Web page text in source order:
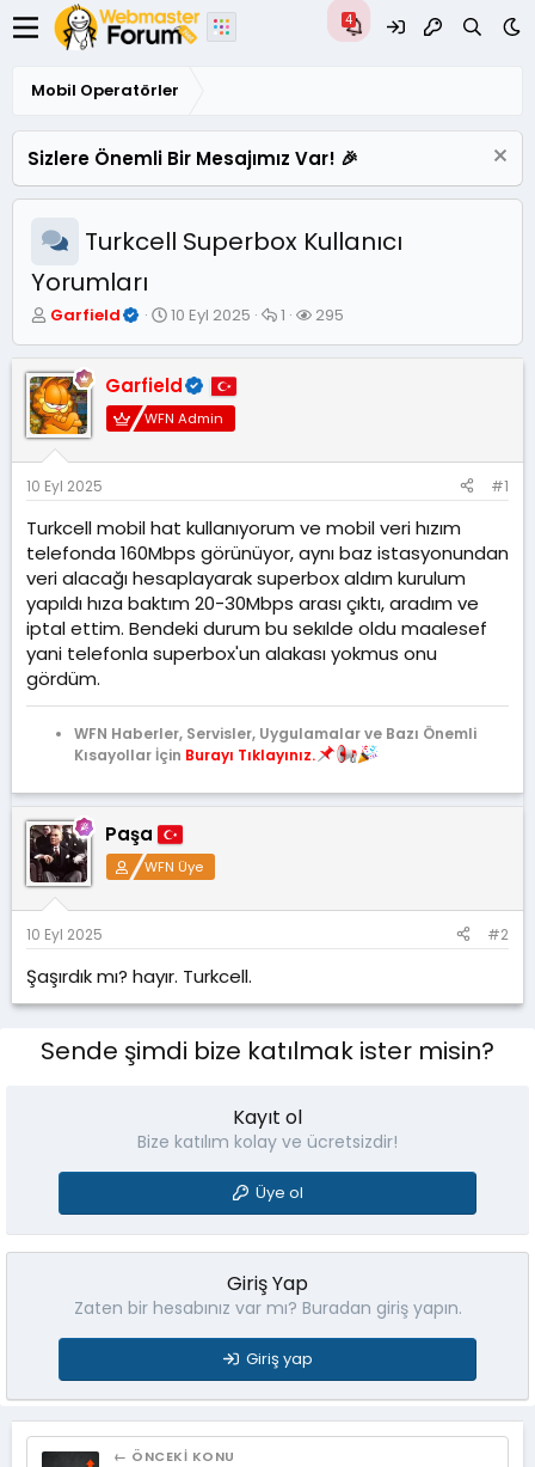
Mobil Operatörler
Sizlere Önemli Bir Mesajımız Var! 🎉
Turkcell Superbox Kullanıcı
Yorumları
K
u
y
u
B
ş
l
a
t
a
Garfield
B
l
a
n
ı
t
a
r
i
h
i
10 Eyl 2025
C
r
1
G
l
m
e
295
Garfield
WFN Admin
10 Eyl 2025 #1
Turkcell mobil hat kullanıyorum ve mobil veri hızım
telefonda 160Mbps görünüyor, aynı baz istasyonundan
veri alacağı hesaplayarak superbox aldım kurulum
yapıldı hıza baktım 20-30Mbps arası çıktı, aradım ve
iptal ettim. Bendeki durum bu sekılde oldu maalesef
yani telefonla superbox'un alakası yokmus onu
gördüm.
WFN Haberler, Servisler, Uygulamalar ve Bazı Önemli
Kısayollar İçin Burayı Tıklayınız.
Paşa
WFN Üye
10 Eyl 2025 #2
Şaşırdık mı? hayır. Turkcell.
Sende şimdi bize katılmak ister misin?
Kayıt ol
Bize katılım kolay ve ücretsizdir!
Üye ol
Giriş Yap
Zaten bir hesabınız var mı? Buradan giriş yapın.
Giriş yap
← ÖNCEKI KONU